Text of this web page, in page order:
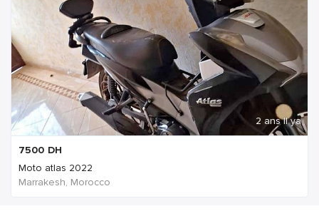
2 ans Il ya
7500 DH
Moto atlas 2022
Marrakesh, Morocco